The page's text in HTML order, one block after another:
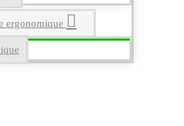
ergonomique